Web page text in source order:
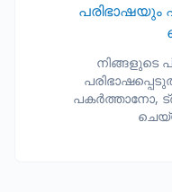
നിങ്ങളുടെ
പകർത്താനോ,